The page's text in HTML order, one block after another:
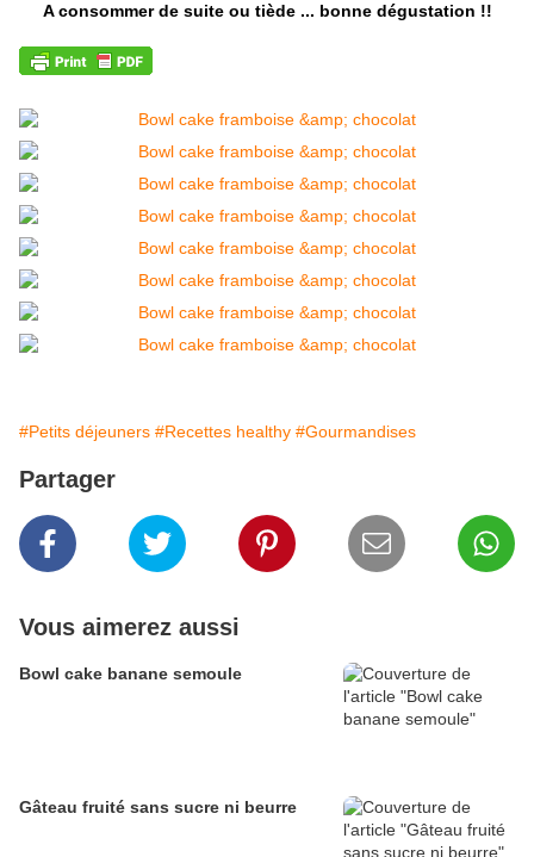
A consommer de suite ou tiède ... bonne dégustation !!
#Petits déjeuners #Recettes healthy #Gourmandises
Partager
Vous aimerez aussi
Bowl cake banane semoule
Gâteau fruité sans sucre ni beurre